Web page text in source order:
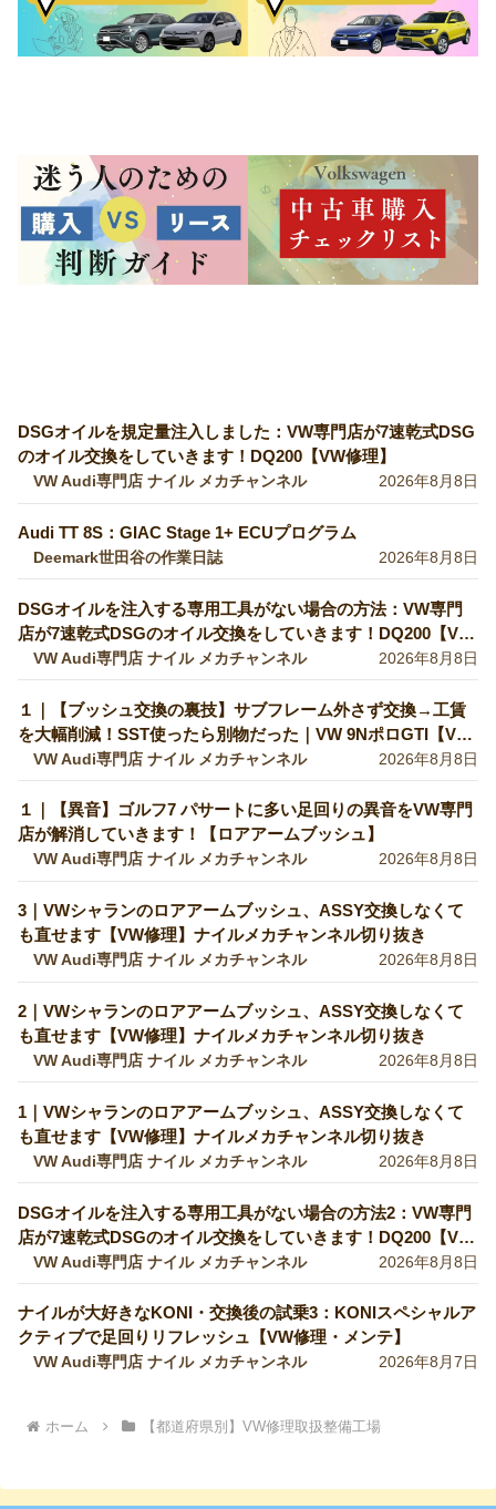
DSGオイルを規定量注入しました：VW専門店が7速乾式DSG
のオイル交換をしていきます！DQ200【VW修理】
VW Audi専門店 ナイル メカチャンネル 2026年8月8日
Audi TT 8S：GIAC Stage 1+ ECUプログラム
Deemark世田谷の作業日誌 2026年8月8日
DSGオイルを注入する専用工具がない場合の方法：VW専門
店が7速乾式DSGのオイル交換をしていきます！DQ200【VW
修理】
VW Audi専門店 ナイル メカチャンネル 2026年8月8日
１｜【ブッシュ交換の裏技】サブフレーム外さず交換→工賃
を大幅削減！SST使ったら別物だった｜VW 9NポロGTI【VW
Audiの修理・整備】
VW Audi専門店 ナイル メカチャンネル 2026年8月8日
１｜【異音】ゴルフ7 パサートに多い足回りの異音をVW専門
店が解消していきます！【ロアアームブッシュ】
VW Audi専門店 ナイル メカチャンネル 2026年8月8日
3｜VWシャランのロアアームブッシュ、ASSY交換しなくて
も直せます【VW修理】ナイルメカチャンネル切り抜き
VW Audi専門店 ナイル メカチャンネル 2026年8月8日
2｜VWシャランのロアアームブッシュ、ASSY交換しなくて
も直せます【VW修理】ナイルメカチャンネル切り抜き
VW Audi専門店 ナイル メカチャンネル 2026年8月8日
1｜VWシャランのロアアームブッシュ、ASSY交換しなくて
も直せます【VW修理】ナイルメカチャンネル切り抜き
VW Audi専門店 ナイル メカチャンネル 2026年8月8日
DSGオイルを注入する専用工具がない場合の方法2：VW専門
店が7速乾式DSGのオイル交換をしていきます！DQ200【VW
修理】
VW Audi専門店 ナイル メカチャンネル 2026年8月8日
ナイルが大好きなKONI・交換後の試乗3：KONIスペシャルア
クティブで足回りリフレッシュ【VW修理・メンテ】
VW Audi専門店 ナイル メカチャンネル 2026年8月7日
ホーム 【都道府県別】VW修理取扱整備工場